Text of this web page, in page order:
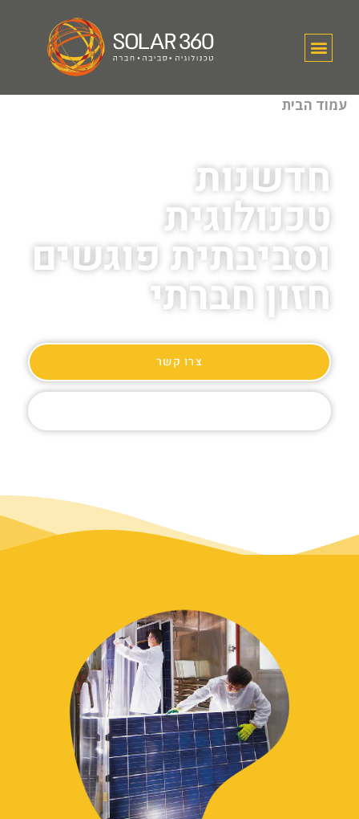
עמוד הבית
חדשנות
טכנולוגית
וסביבתית פוגשים
חזון חברתי
צרו קשר